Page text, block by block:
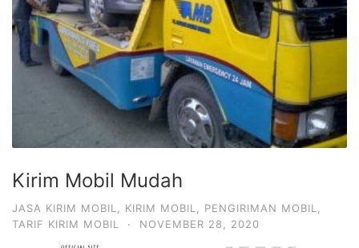
Kirim Mobil Mudah
JASA KIRIM MOBIL, KIRIM MOBIL, PENGIRIMAN MOBIL,
TARIF KIRIM MOBIL
· NOVEMBER 28, 2020